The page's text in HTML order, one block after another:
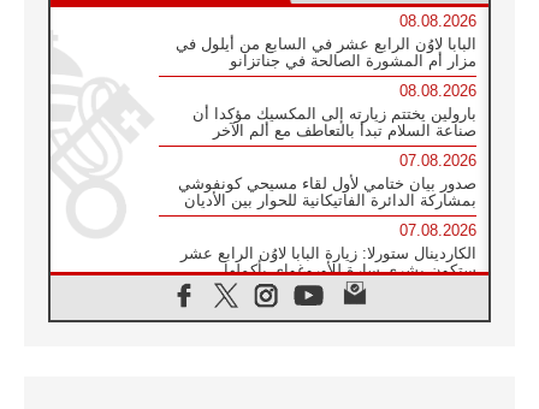
08.08.2026
البابا لاوُن الرابع عشر في السابع من أيلول في
مزار أم المشورة الصالحة في جناتزانو
08.08.2026
بارولين يختتم زيارته إلى المكسيك مؤكدا أن
صناعة السلام تبدأ بالتعاطف مع ألم الآخر
07.08.2026
صدور بيان ختامي لأول لقاء مسيحي كونفوشي
بمشاركة الدائرة الفاتيكانية للحوار بين الأديان
07.08.2026
الكاردينال ستورلا: زيارة البابا لاوُن الرابع عشر
ستكون بشرى سارة للأوروغواي بأكملها
الفاتيكان يعلن برنامج الزيارة الرسولية للبابا لاوُن